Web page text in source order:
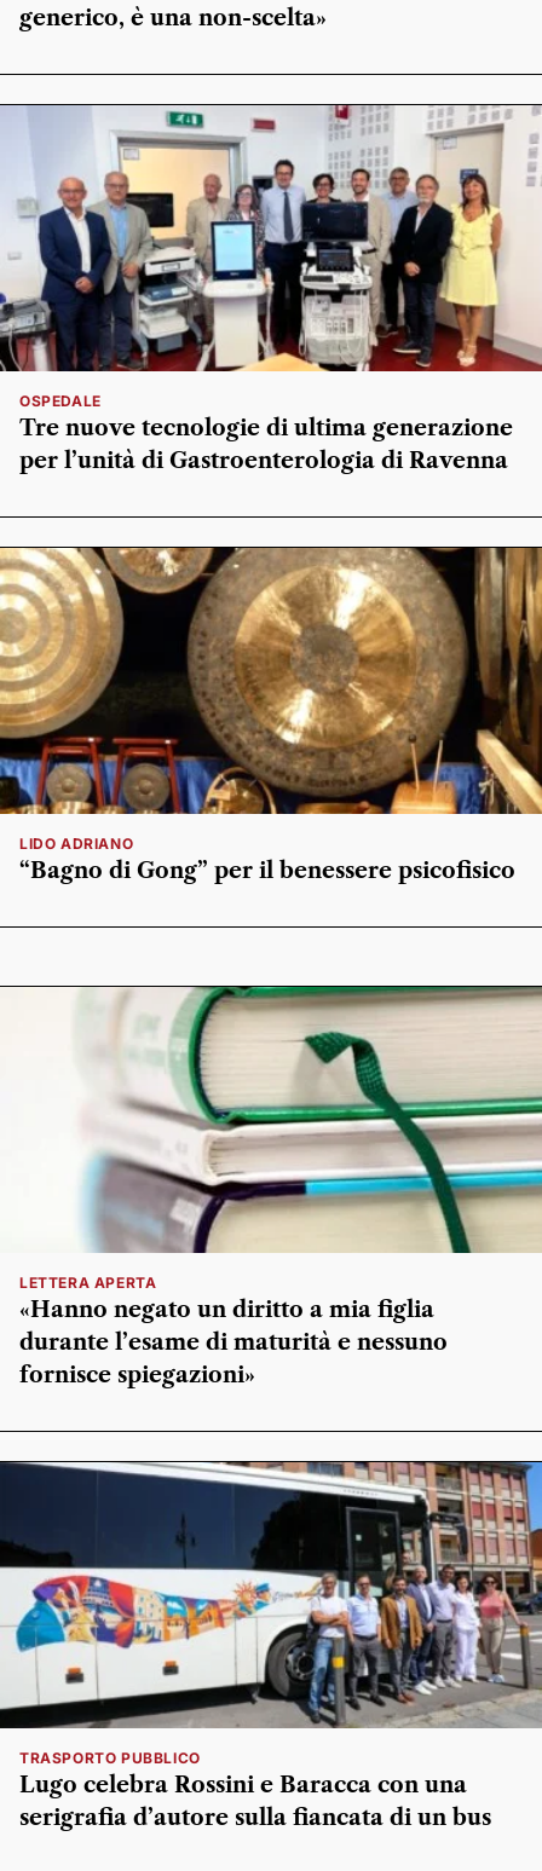
generico, è una non-scelta»
OSPEDALE
Tre nuove tecnologie di ultima generazione
per l’unità di Gastroenterologia di Ravenna
LIDO ADRIANO
“Bagno di Gong” per il benessere psicofisico
LETTERA APERTA
«Hanno negato un diritto a mia figlia
durante l’esame di maturità e nessuno
fornisce spiegazioni»
TRASPORTO PUBBLICO
Lugo celebra Rossini e Baracca con una
serigrafia d’autore sulla fiancata di un bus